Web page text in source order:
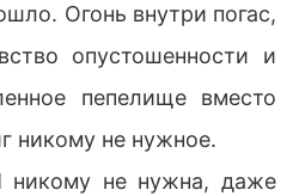
Огонь внутри погас,
опустошенности и
пепелище вместо
никому не нужное.
никому не нужна, даже